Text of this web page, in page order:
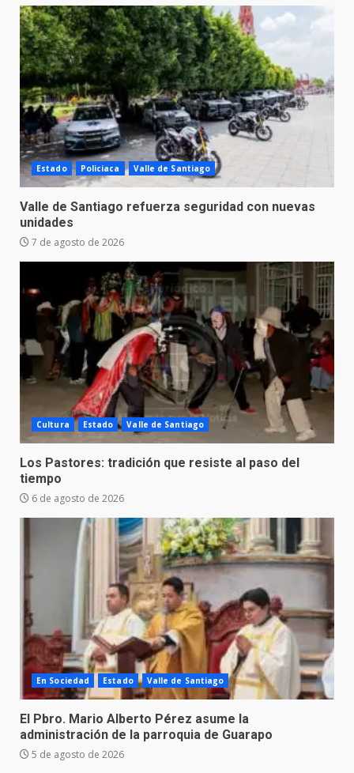
Estado Policiaca Valle de Santiago
Valle de Santiago refuerza seguridad con nuevas
unidades
7 de agosto de 2026
Cultura Estado Valle de Santiago
Los Pastores: tradición que resiste al paso del
tiempo
6 de agosto de 2026
En Sociedad Estado Valle de Santiago
El Pbro. Mario Alberto Pérez asume la
administración de la parroquia de Guarapo
5 de agosto de 2026